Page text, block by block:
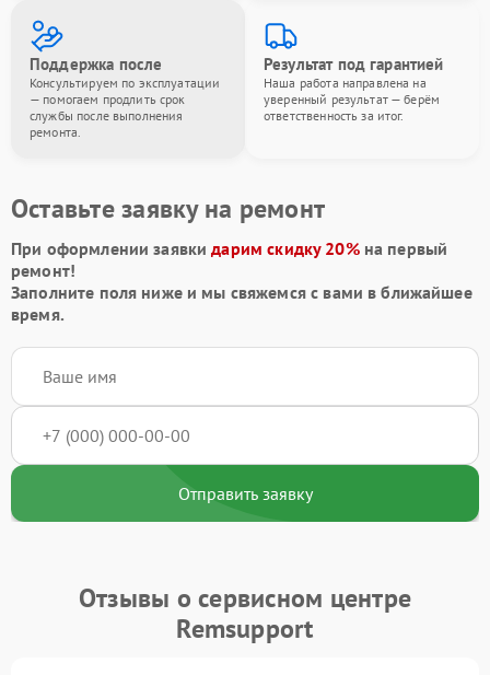
Поддержка после
Консультируем по эксплуатации
— помогаем продлить срок
службы после выполнения
ремонта.
Результат под гарантией
Наша работа направлена на
уверенный результат — берём
ответственность за итог.
Оставьте заявку на ремонт
При оформлении заявкидарим скидку 20%на первый
ремонт!
Заполните поля ниже и мы свяжемся с вами в ближайшее
время.
Отправить заявку
Отзывы о сервисном центре
Remsupport